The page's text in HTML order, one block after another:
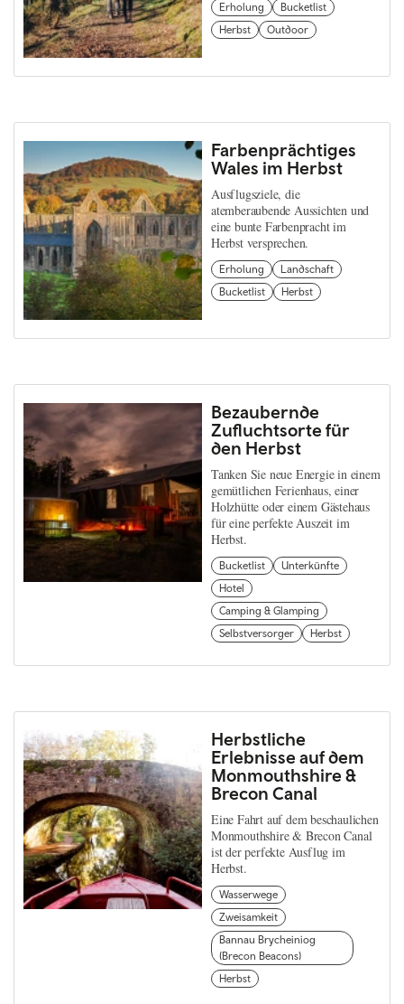
Erholung
Bucketlist
Herbst
Outdoor
Farbenprächtiges
Wales im Herbst
Ausflugsziele, die
atemberaubende Aussichten und
eine bunte Farbenpracht im
Herbst versprechen.
Erholung
Landschaft
Bucketlist
Herbst
Bezaubernde
Zufluchtsorte für
den Herbst
Tanken Sie neue Energie in einem
gemütlichen Ferienhaus, einer
Holzhütte oder einem Gästehaus
für eine perfekte Auszeit im
Herbst.
Bucketlist
Unterkünfte
Hotel
Camping & Glamping
Selbstversorger
Herbst
Herbstliche
Erlebnisse auf dem
Monmouthshire &
Brecon Canal
Eine Fahrt auf dem beschaulichen
Monmouthshire & Brecon Canal
ist der perfekte Ausflug im
Herbst.
Wasserwege
Zweisamkeit
Bannau Brycheiniog
(Brecon Beacons)
Herbst